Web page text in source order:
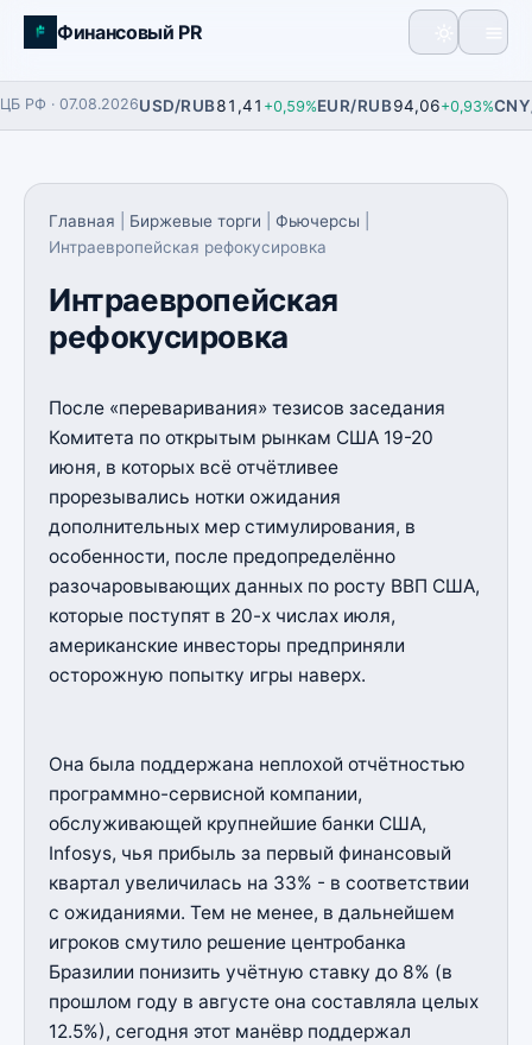
Финансовый PR
Главная
Финансы
Экономика
ЦБ РФ · 07.08.2026USD/RUB81,41 +0,59%EUR/RUB94,06+0,93%
Главная Биржевые торги Фьючерсы
Интраевропейская рефокусировка
Интраевропейская
рефокусировка
После «переваривания» тезисов заседания
Комитета по открытым рынкам США 19-20
июня, в которых всё отчётливее
прорезывались нотки ожидания
дополнительных мер стимулирования, в
особенности, после предопределённо
разочаровывающих данных по росту ВВП США,
которые поступят в 20-х числах июля,
американские инвесторы предприняли
осторожную попытку игры наверх.
Она была поддержана неплохой отчётностью
программно-сервисной компании,
обслуживающей крупнейшие банки США,
Infosys, чья прибыль за первый финансовый
квартал увеличилась на 33% - в соответствии
с ожиданиями. Тем не менее, в дальнейшем
игроков смутило решение центробанка
Бразилии понизить учётную ставку до 8% (в
прошлом году в августе она составляла целых
12.5%), сегодня этот манёвр поддержал